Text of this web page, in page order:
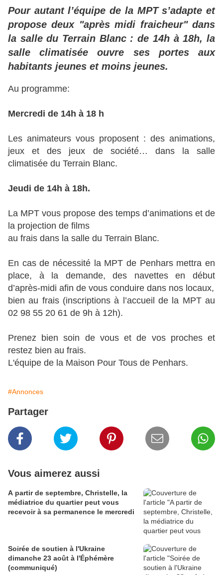
Pour autant l’équipe de la MPT s’adapte et
propose deux "après midi fraicheur" dans
la salle du Terrain Blanc : de 14h à 18h, la
salle climatisée ouvre ses portes aux
habitants jeunes et moins jeunes.
Au programme:
Mercredi de 14h à 18 h
Les animateurs vous proposent : des animations,
jeux et des jeux de société… dans la salle
climatisée du Terrain Blanc.
Jeudi de 14h à 18h.
La MPT vous propose des temps d’animations et de
la projection de films
au frais dans la salle du Terrain Blanc.
En cas de nécessité la MPT de Penhars mettra en
place, à la demande, des navettes en début
d’après-midi afin de vous conduire dans nos locaux,
bien au frais (inscriptions à l’accueil de la MPT au
02 98 55 20 61 de 9h à 12h).
Prenez bien soin de vous et de vos proches et
restez bien au frais.
L'équipe de la Maison Pour Tous de Penhars.
#Annonces
Partager
Vous aimerez aussi
A partir de septembre, Christelle, la
médiatrice du quartier peut vous
recevoir à sa permanence le mercredi
Soirée de soutien à l'Ukraine
dimanche 23 août à l'Éphémère
(communiqué)